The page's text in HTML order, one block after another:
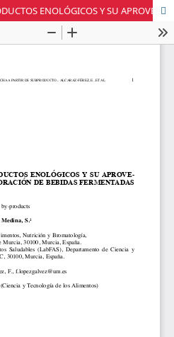
VALORIZACIÓN DE SUBPRODUCTOS ENOLÓGICOS Y SU APROVECHAMIENTO PARA LA ELABORACIÓN DE BEBIDAS FERMENTADAS TIPO KOMBUCHA